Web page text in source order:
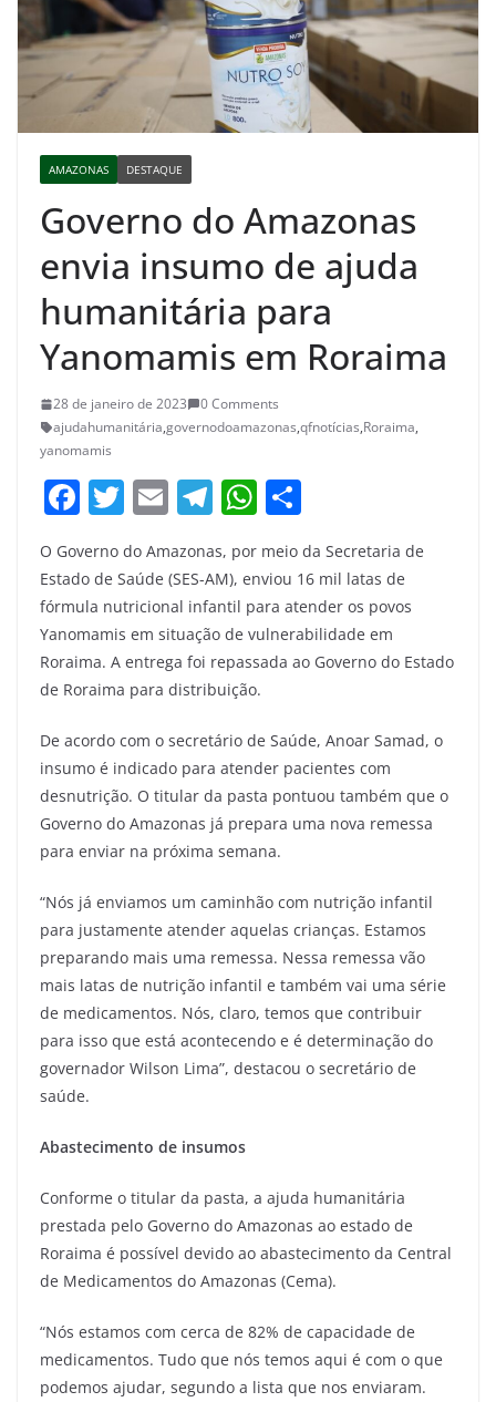
AMAZONAS DESTAQUE
Governo do Amazonas
envia insumo de ajuda
humanitária para
Yanomamis em Roraima
28 de janeiro de 2023
0 Comments
ajudahumanitária,governodoamazonas,qfnotícias,Roraima,
yanomamis
F
c
e
b
o
o
k
T
w
itt
er
E
ai
l
T
e
gr
a
m
W
at
s
A
p
p
h
ar
e
O Governo do Amazonas, por meio da Secretaria de
Estado de Saúde (SES-AM), enviou 16 mil latas de
fórmula nutricional infantil para atender os povos
Yanomamis em situação de vulnerabilidade em
Roraima. A entrega foi repassada ao Governo do Estado
de Roraima para distribuição.
De acordo com o secretário de Saúde, Anoar Samad, o
insumo é indicado para atender pacientes com
desnutrição. O titular da pasta pontuou também que o
Governo do Amazonas já prepara uma nova remessa
para enviar na próxima semana.
“Nós já enviamos um caminhão com nutrição infantil
para justamente atender aquelas crianças. Estamos
preparando mais uma remessa. Nessa remessa vão
mais latas de nutrição infantil e também vai uma série
de medicamentos. Nós, claro, temos que contribuir
para isso que está acontecendo e é determinação do
governador Wilson Lima”, destacou o secretário de
saúde.
Abastecimento de insumos
Conforme o titular da pasta, a ajuda humanitária
prestada pelo Governo do Amazonas ao estado de
Roraima é possível devido ao abastecimento da Central
de Medicamentos do Amazonas (Cema).
“Nós estamos com cerca de 82% de capacidade de
medicamentos. Tudo que nós temos aqui é com o que
podemos ajudar, segundo a lista que nos enviaram.